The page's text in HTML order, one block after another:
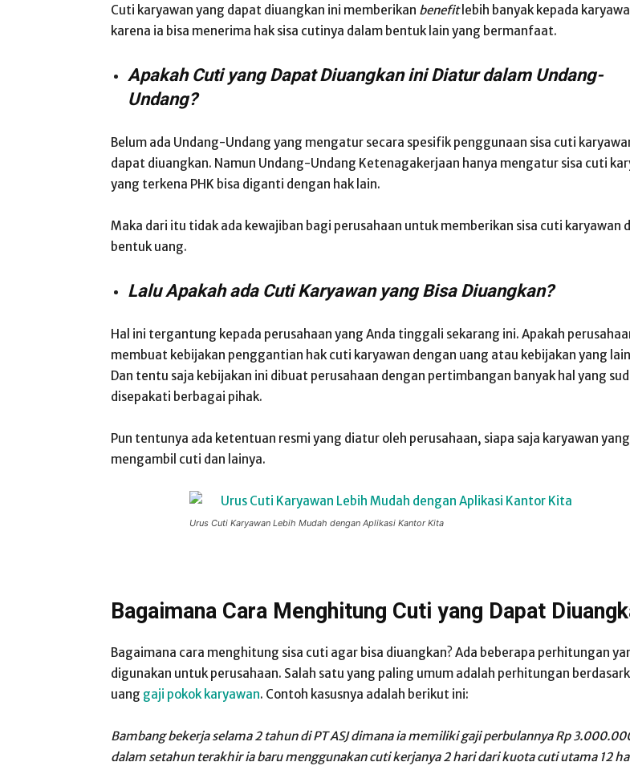
Cuti karyawan yang dapat diuangkan ini memberikan benefit lebih banyak kepada
karena ia bisa menerima hak sisa cutinya dalam bentuk lain yang bermanfaat.
Apakah Cuti yang Dapat Diuangkan ini Diatur dalam Undang-
Undang?
Belum ada Undang-Undang yang mengatur secara spesifik penggunaan sisa cuti
dapat diuangkan. Namun Undang-Undang Ketenagakerjaan hanya mengatur sisa cuti
yang terkena PHK bisa diganti dengan hak lain.
Maka dari itu tidak ada kewajiban bagi perusahaan untuk memberikan sisa cuti karyawan
bentuk uang.
Lalu Apakah ada Cuti Karyawan yang Bisa Diuangkan?
Hal ini tergantung kepada perusahaan yang Anda tinggali sekarang ini. Apakah
membuat kebijakan penggantian hak cuti karyawan dengan uang atau kebijakan yang
Dan tentu saja kebijakan ini dibuat perusahaan dengan pertimbangan banyak hal yang
disepakati berbagai pihak.
Pun tentunya ada ketentuan resmi yang diatur oleh perusahaan, siapa saja karyawan
mengambil cuti dan lainya.
Urus Cuti Karyawan Lebih Mudah dengan Aplikasi Kantor Kita
Bagaimana Cara Menghitung Cuti yang Dapat
Bagaimana cara menghitung sisa cuti agar bisa diuangkan? Ada beberapa perhitungan
digunakan untuk perusahaan. Salah satu yang paling umum adalah perhitungan
uang gaji pokok karyawan. Contoh kasusnya adalah berikut ini:
Bambang bekerja selama 2 tahun di PT ASJ dimana ia memiliki gaji perbulannya Rp
dalam setahun terakhir ia baru menggunakan cuti kerjanya 2 hari dari kuota cuti utama 12